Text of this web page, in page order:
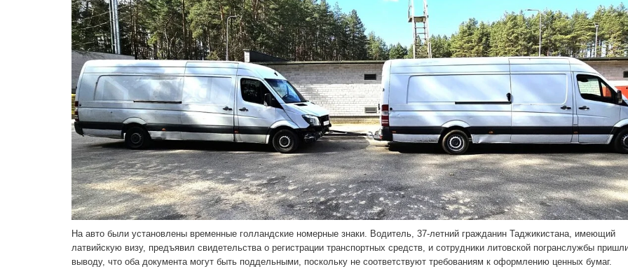
На авто были установлены временные голландские номерные знаки. Водитель, 37-летний гражданин Таджикистана, имеющий
латвийскую визу, предъявил свидетельства о регистрации транспортных средств, и сотрудники литовской погранслужбы
выводу, что оба документа могут быть поддельными, поскольку не соответствуют требованиям к оформлению ценных бумаг.